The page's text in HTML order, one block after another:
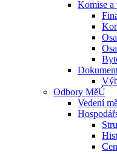
Komise
Odbory MěÚ
Vedení